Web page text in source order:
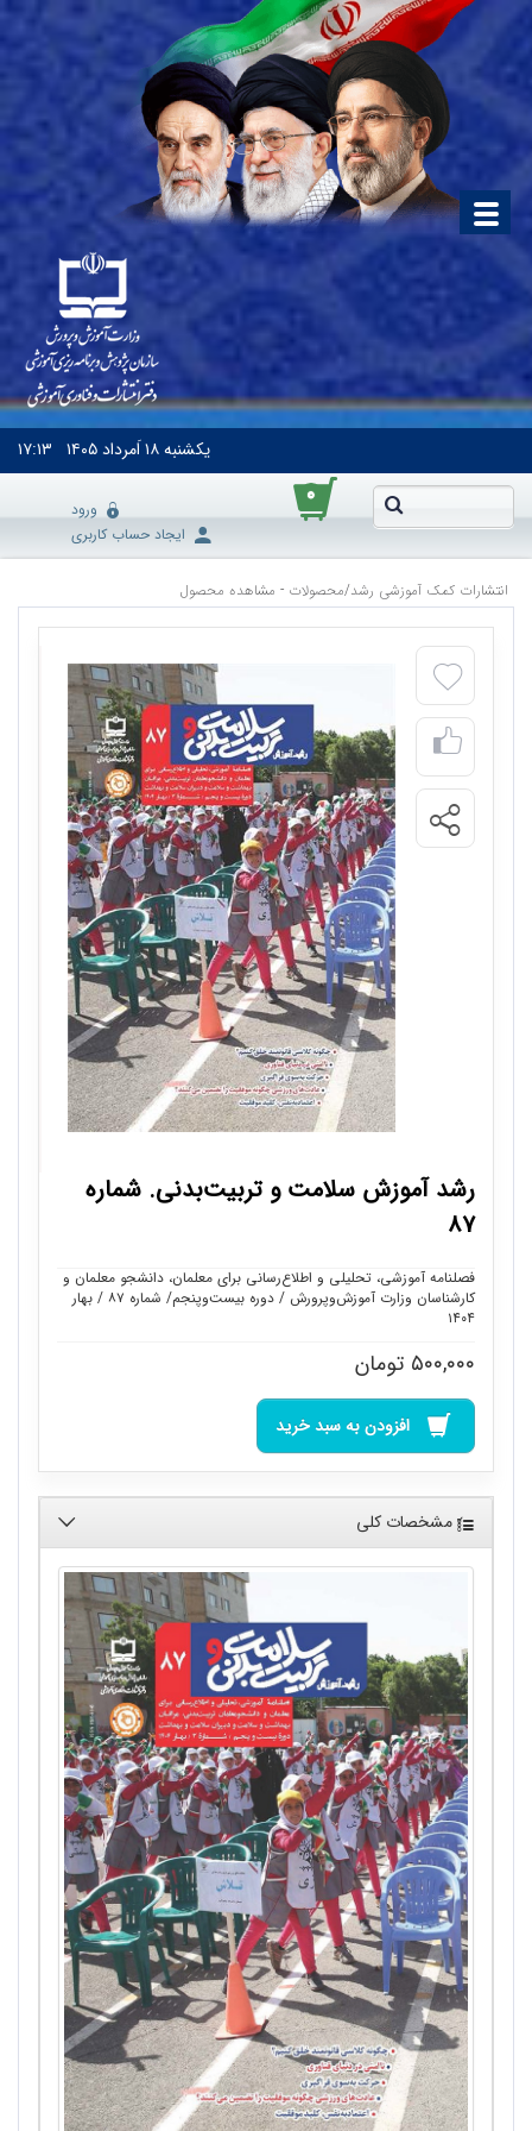
یکشنبه۱۸ اَمرداد ۱۴۰۵ ۱۷:۱۳
۰
ورود
ایجاد حساب کاربری
انتشارات کمک آموزشی رشد/محصولات - مشاهده محصول
رشد آموزش سلامت و تربیت‌بدنی. شماره
۸۷
فصلنامه آموزشی، تحلیلی و اطلاع‌رسانی برای معلمان، دانشجو معلمان و
کارشناسان وزارت آموزش‌وپرورش / دوره بیست‌وپنجم/ شماره ۸۷ / بهار
۱۴۰۴
۵۰۰,۰۰۰ تومان
افزودن به سبد خرید
مشخصات کلی